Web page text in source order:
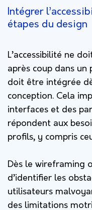
Intégrer
étapes du design
L’accessibilité ne
après coup dans
doit être intégrée
conception. Cela
interfaces et des
répondent aux
profils, y compris
Dès le wireframing
d’identifier les
utilisateurs
des limitations